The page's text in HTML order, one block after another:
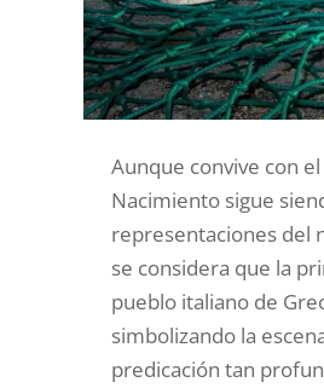
Aunque convive con
Nacimiento sigue
representaciones del
se considera que la
pueblo italiano de
simbolizando la
predicación tan